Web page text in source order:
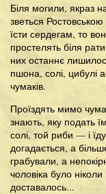
Біля могили, якраз
зветься
їсти сердегам, то
простелять біля
них останнє
пшона, солі, цибулі
чумаків.
Проїздять мимо
знають, яку подать
солі, той риби — і
догадається, а
грабували, а
чоловіка було
доставалось...